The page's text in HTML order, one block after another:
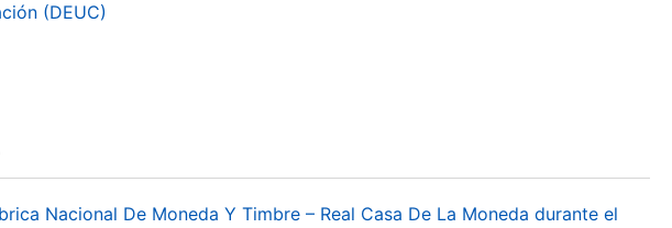
(DEUC)
Nacional De Moneda Y Timbre – Real Casa De La Moneda durante el